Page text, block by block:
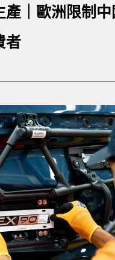
產｜歐洲限制
者